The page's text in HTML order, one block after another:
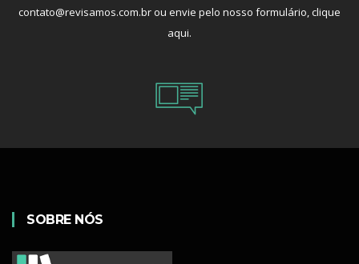
contato@revisamos.com.br ou envie pelo nosso formulário,clique
aqui.
SOBRE NÓS